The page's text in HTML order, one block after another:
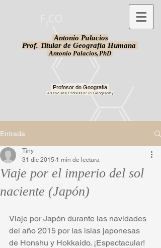
Antonio Palacios
Prof. Titular de Geografía Humana
Antonio Palacios,PhD
Profesor de Geografía
Associate Professor in Geography
Entrada
Viaje por el imperio del sol
naciente (Japón)
Tiny
31 dic 2015 1 min de lectura
Viaje por Japón durante las navidades
del año 2015 por las islas japonesas
de Honshu y Hokkaido. ¡Espectacular!